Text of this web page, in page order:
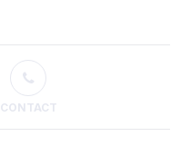
CONTACT